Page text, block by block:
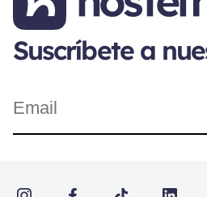
Suscríbete a